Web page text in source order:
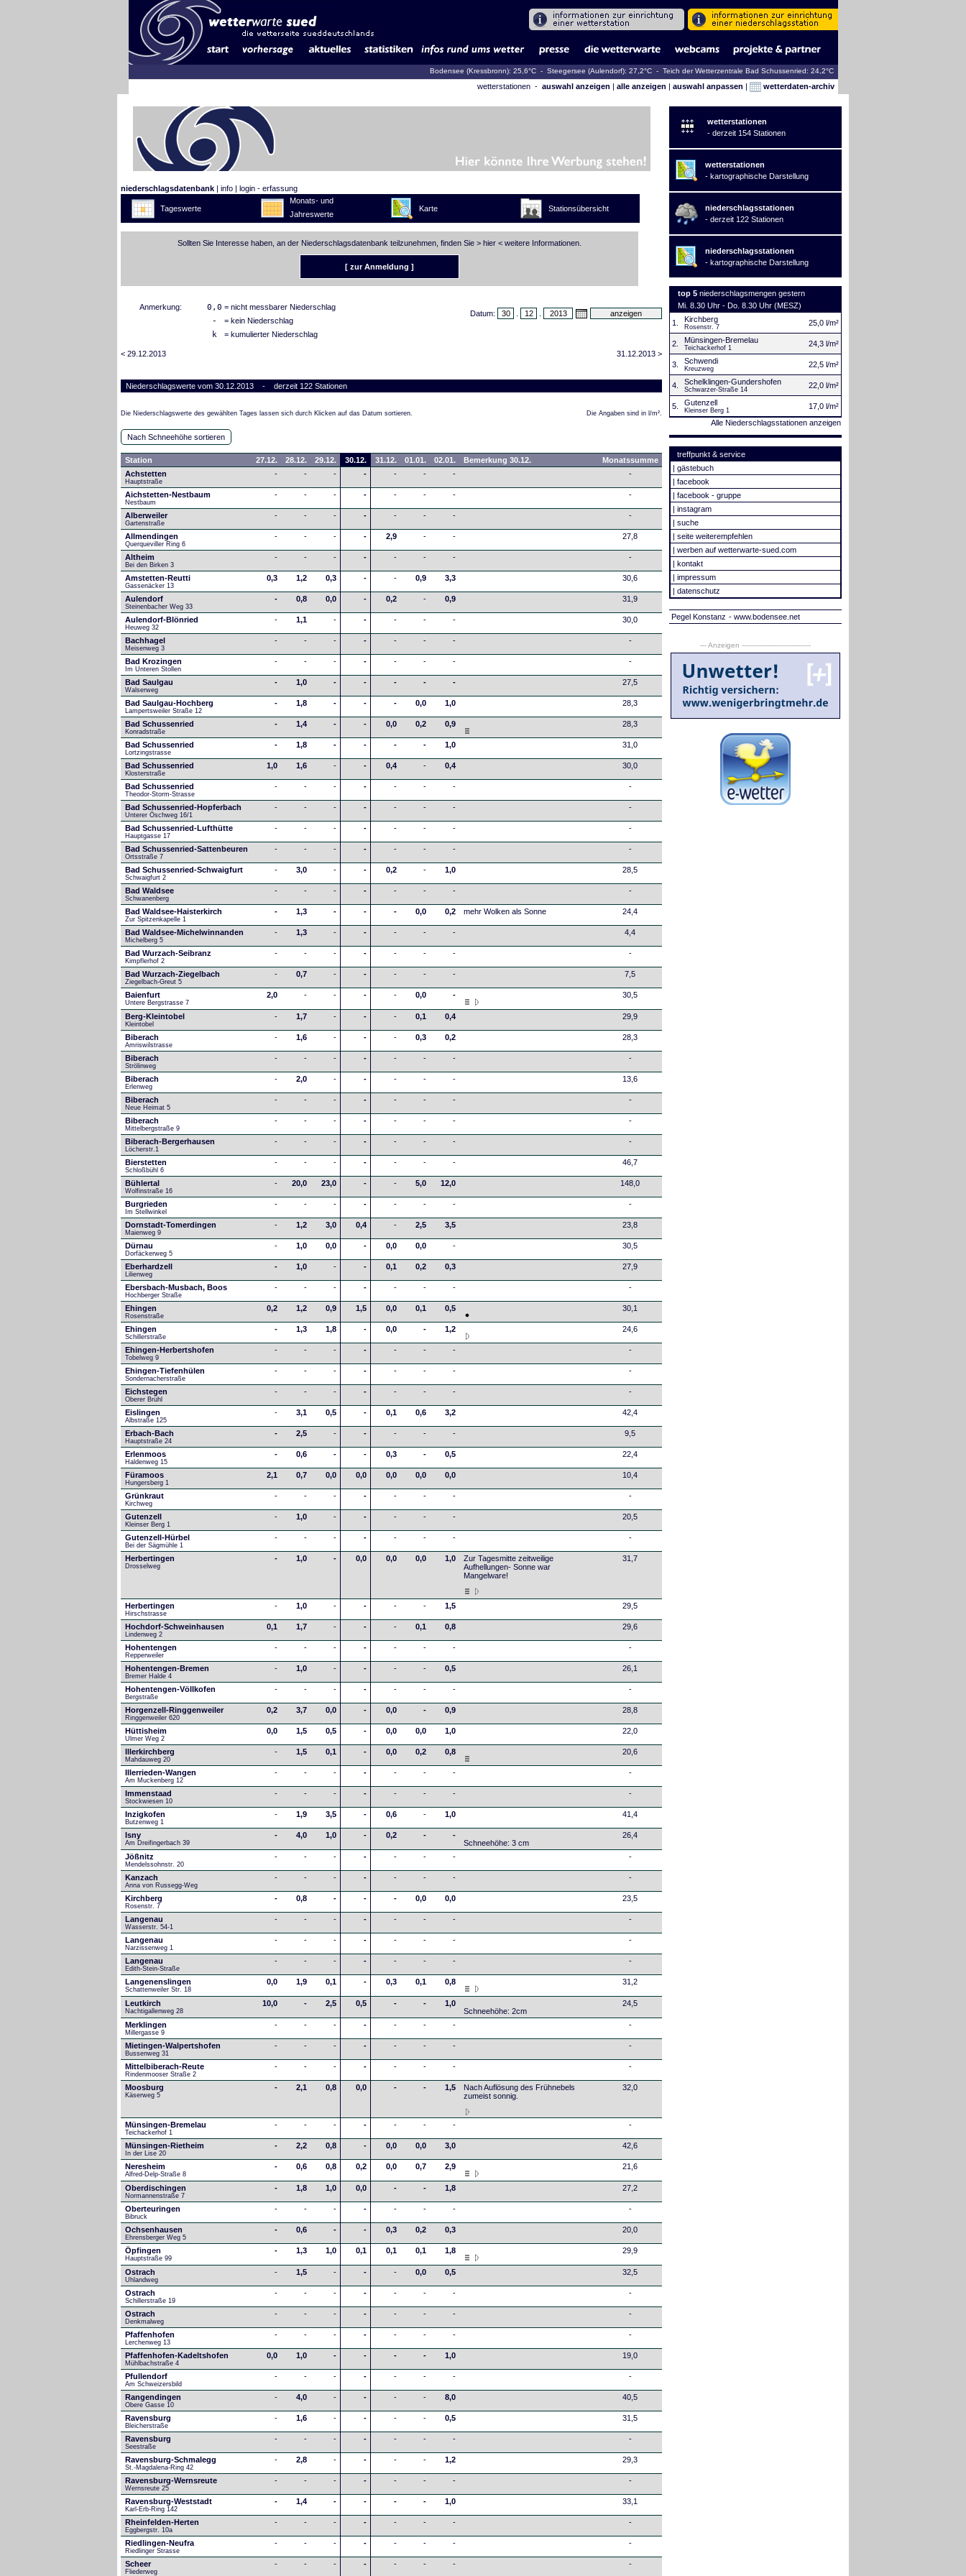
Bodensee (Kressbronn): 25,6°C - Steegersee (Aulendorf): 27,2°C - Teich der Wetterzentrale Bad Schussenried: 24,2°C
wetterstationen - auswahl anzeigen | alle anzeigen | auswahl anpassen | wetterdaten-archiv
niederschlagsdatenbank | info | login - erfassung
Tageswerte
Monats- und
Jahreswerte
Karte Stationsübersicht
Sollten Sie Interesse haben, an der Niederschlagsdatenbank teilzunehmen, finden Sie > hier < weitere Informationen.
[ zur Anmeldung ]
Datum:
Anmerkung: 0,0 = nicht messbarer Niederschlag
- = kein Niederschlag
k = kumulierter Niederschlag
< 29.12.2013 31.12.2013 >
Niederschlagswerte vom 30.12.2013 - derzeit 122 Stationen
Die Niederschlagswerte des gewählten Tages lassen sich durch Klicken auf das Datum sortieren. Die Angaben sind in l/m².
Nach Schneehöhe sortieren
Station 27.12. 28.12. 29.12. 30.12. 31.12. 01.01. 02.01. Bemerkung 30.12.
Monatssumme
Achstetten
Hauptstraße
- - - - - - - -
Aichstetten-Nestbaum
Nestbaum
- - - - - - - -
Alberweiler
Gartenstraße
- - - - - - - -
Allmendingen
Querqueviller Ring 6
- - - - 2,9 - - 27,8
Altheim
Bei den Birken 3
- - - - - - - -
Amstetten-Reutti
Gassenäcker 13
0,3 1,2 0,3 - - 0,9 3,3 30,6
Aulendorf
Steinenbacher Weg 33
- 0,8 0,0 - 0,2 - 0,9 31,9
Aulendorf-Blönried
Heuweg 32
- 1,1 - - - - - 30,0
Bachhagel
Meisenweg 3
- - - - - - - -
Bad Krozingen
Im Unteren Stollen
- - - - - - - -
Bad Saulgau
Walserweg
- 1,0 - - - - - 27,5
Bad Saulgau-Hochberg
Lampertsweiler Straße 12
- 1,8 - - - 0,0 1,0 28,3
Bad Schussenried
Konradstraße
- 1,4 - - 0,0 0,2 0,9 28,3
Bad Schussenried
Lortzingstrasse
- 1,8 - - - - 1,0 31,0
Bad Schussenried
Klosterstraße
1,0 1,6 - - 0,4 - 0,4 30,0
Bad Schussenried
Theodor-Storm-Strasse
- - - - - - - -
Bad Schussenried-Hopferbach
Unterer Öschweg 16/1
- - - - - - - -
Bad Schussenried-Lufthütte
Hauptgasse 17
- - - - - - - -
Bad Schussenried-Sattenbeuren
Ortsstraße 7
- - - - - - - -
Bad Schussenried-Schwaigfurt
Schwaigfurt 2
- 3,0 - - 0,2 - 1,0 28,5
Bad Waldsee
Schwanenberg
- - - - - - - -
Bad Waldsee-Haisterkirch
Zur Spitzenkapelle 1
- 1,3 - - - 0,0 0,2 mehr Wolken als Sonne 24,4
Bad Waldsee-Michelwinnanden
Michelberg 5
- 1,3 - - - - - 4,4
Bad Wurzach-Seibranz
Kimpflerhof 2
- - - - - - - -
Bad Wurzach-Ziegelbach
Ziegelbach-Greut 5
- 0,7 - - - - - 7,5
Baienfurt
Untere Bergstrasse 7
2,0 - - - - 0,0 - 30,5
Berg-Kleintobel
Kleintobel
- 1,7 - - - 0,1 0,4 29,9
Biberach
Amriswilstrasse
- 1,6 - - - 0,3 0,2 28,3
Biberach
Strölinweg
- - - - - - - -
Biberach
Erlenweg
- 2,0 - - - - - 13,6
Biberach
Neue Heimat 5
- - - - - - - -
Biberach
Mittelbergstraße 9
- - - - - - - -
Biberach-Bergerhausen
Löcherstr.1
- - - - - - - -
Bierstetten
Schloßbühl 6
- - - - - - - 46,7
Bühlertal
Wolfinstraße 16
- 20,0 23,0 - - 5,0 12,0 148,0
Burgrieden
Im Stellwinkel
- - - - - - - -
Dornstadt-Tomerdingen
Maienweg 9
- 1,2 3,0 0,4 - 2,5 3,5 23,8
Dürnau
Dorfäckerweg 5
- 1,0 0,0 - 0,0 0,0 - 30,5
Eberhardzell
Lilienweg
- 1,0 - - 0,1 0,2 0,3 27,9
Ebersbach-Musbach, Boos
Hochberger Straße
- - - - - - - -
Ehingen
Rosenstraße
0,2 1,2 0,9 1,5 0,0 0,1 0,5 30,1
Ehingen
Schillerstraße
- 1,3 1,8 - 0,0 - 1,2 24,6
Ehingen-Herbertshofen
Tobelweg 9
- - - - - - - -
Ehingen-Tiefenhülen
Sondernacherstraße
- - - - - - - -
Eichstegen
Oberer Brühl
- - - - - - - -
Eislingen
Albstraße 125
- 3,1 0,5 - 0,1 0,6 3,2 42,4
Erbach-Bach
Hauptstraße 24
- 2,5 - - - - - 9,5
Erlenmoos
Haldenweg 15
- 0,6 - - 0,3 - 0,5 22,4
Füramoos
Hungersberg 1
2,1 0,7 0,0 0,0 0,0 0,0 0,0 10,4
Grünkraut
Kirchweg
- - - - - - - -
Gutenzell
Kleinser Berg 1
- 1,0 - - - - - 20,5
Gutenzell-Hürbel
Bei der Sägmühle 1
- - - - - - - -
Herbertingen
Drosselweg
- 1,0 - 0,0 0,0 0,0 1,0
Zur Tagesmitte zeitweilige
Aufhellungen- Sonne war
Mangelware!
31,7
Herbertingen
Hirschstrasse
- 1,0 - - - - 1,5 29,5
Hochdorf-Schweinhausen
Lindenweg 2
0,1 1,7 - - - 0,1 0,8 29,6
Hohentengen
Repperweiler
- - - - - - - -
Hohentengen-Bremen
Bremer Halde 4
- 1,0 - - - - 0,5 26,1
Hohentengen-Völlkofen
Bergstraße
- - - - - - - -
Horgenzell-Ringgenweiler
Ringgenweiler 620
0,2 3,7 0,0 - 0,0 - 0,9 28,8
Hüttisheim
Ulmer Weg 2
0,0 1,5 0,5 - 0,0 0,0 1,0 22,0
Illerkirchberg
Mahdauweg 20
- 1,5 0,1 - 0,0 0,2 0,8 20,6
Illerrieden-Wangen
Am Muckenberg 12
- - - - - - - -
Immenstaad
Stockwiesen 10
- - - - - - - -
Inzigkofen
Butzenweg 1
- 1,9 3,5 - 0,6 - 1,0 41,4
Isny
Am Dreifingerbach 39
- 4,0 1,0 - 0,2 -
-
Schneehöhe: 3 cm
26,4
Jößnitz
Mendelssohnstr. 20
- - - - - - - -
Kanzach
Anna von Russegg-Weg
- - - - - - - -
Kirchberg
Rosenstr. 7
- 0,8 - - - 0,0 0,0 23,5
Langenau
Wasserstr. 54-1
- - - - - - - -
Langenau
Narzissenweg 1
- - - - - - - -
Langenau
Edith-Stein-Straße
- - - - - - - -
Langenenslingen
Schattenweiler Str. 18
0,0 1,9 0,1 - 0,3 0,1 0,8 31,2
Leutkirch
Nachtigallenweg 28
10,0 - 2,5 0,5 - -
1,0
Schneehöhe: 2cm
24,5
Merklingen
Millergasse 9
- - - - - - - -
Mietingen-Walpertshofen
Bussenweg 31
- - - - - - - -
Mittelbiberach-Reute
Rindenmooser Straße 2
- - - - - - - -
Moosburg
Käserweg 5
- 2,1 0,8 0,0 - - 1,5
Nach Auflösung des Frühnebels
zumeist sonnig.
32,0
Münsingen-Bremelau
Teichackerhof 1
- - - - - - - -
Münsingen-Rietheim
In der Lise 20
- 2,2 0,8 - 0,0 0,0 3,0 42,6
Neresheim
Alfred-Delp-Straße 8
- 0,6 0,8 0,2 0,0 0,7 2,9 21,6
Oberdischingen
Normannenstraße 7
- 1,8 1,0 0,0 - - 1,8 27,2
Oberteuringen
Bibruck
- - - - - - - -
Ochsenhausen
Ehrensberger Weg 5
- 0,6 - - 0,3 0,2 0,3 20,0
Öpfingen
Hauptstraße 99
- 1,3 1,0 0,1 0,1 0,1 1,8 29,9
Ostrach
Uhlandweg
- 1,5 - - - 0,0 0,5 32,5
Ostrach
Schillerstraße 19
- - - - - - - -
Ostrach
Denkmalweg
- - - - - - - -
Pfaffenhofen
Lerchenweg 13
- - - - - - - -
Pfaffenhofen-Kadeltshofen
Mühlbachstraße 4
0,0 1,0 - - - - 1,0 19,0
Pfullendorf
Am Schweizersbild
- - - - - - - -
Rangendingen
Obere Gasse 10
- 4,0 - - - - 8,0 40,5
Ravensburg
Bleicherstraße
- 1,6 - - - - 0,5 31,5
Ravensburg
Seestraße
- - - - - - - -
Ravensburg-Schmalegg
St.-Magdalena-Ring 42
- 2,8 - - - - 1,2 29,3
Ravensburg-Wernsreute
Wernsreute 25
- - - - - - - -
Ravensburg-Weststadt
Karl-Erb-Ring 142
- 1,4 - - - - 1,0 33,1
Rheinfelden-Herten
Eggbergstr. 10a
- - - - - - - -
Riedlingen-Neufra
Riedlinger Strasse
- - - - - - - -
Scheer
Fliederweg
- - - - - - - -
wetterstationen
- derzeit 154 Stationen
wetterstationen
- kartographische Darstellung
niederschlagsstationen
- derzeit 122 Stationen
niederschlagsstationen
- kartographische Darstellung
top 5 niederschlagsmengen gestern
Mi. 8.30 Uhr - Do. 8.30 Uhr (MESZ)
1.
Kirchberg
Rosenstr. 7 25,0 l/m²
2. Münsingen-Bremelau
Teichackerhof 1 24,3 l/m²
3. Schwendi
Kreuzweg 22,5 l/m²
4. Schelklingen-Gundershofen
Schwarzer-Straße 14 22,0 l/m²
5. Gutenzell
Kleinser Berg 1
17,0 l/m²
Alle Niederschlagsstationen anzeigen
treffpunkt & service
| gästebuch
| facebook
| facebook - gruppe
| instagram
| suche
| seite weiterempfehlen
| werben auf wetterwarte-sued.com
| kontakt
| impressum
| datenschutz
Pegel Konstanz - www.bodensee.net
--- Anzeigen --------------------------------